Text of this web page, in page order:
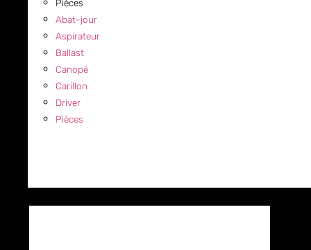
Pièces
Abat-jour
Aspirateur
Ballast
Canopé
Carillon
Driver
Pièces